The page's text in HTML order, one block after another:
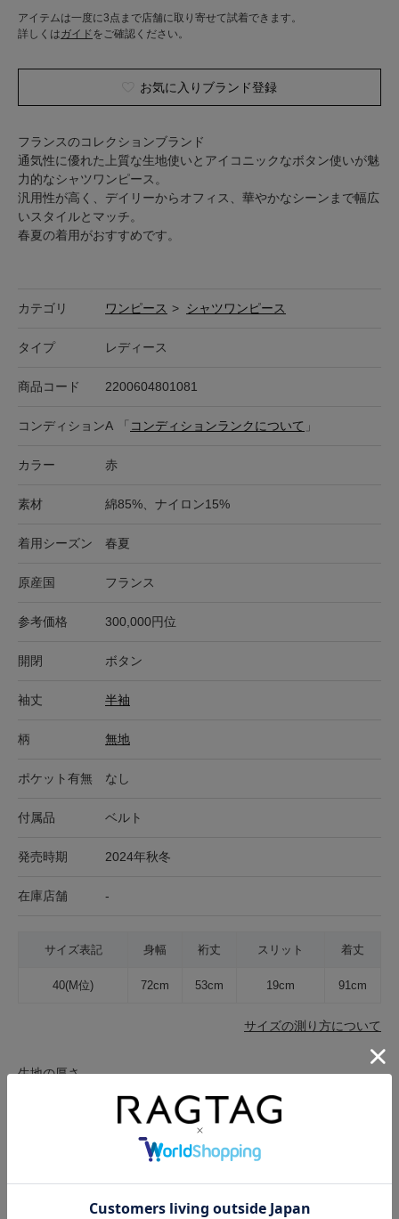
アイテムは一度に3点まで店舗に取り寄せて試着できます。
詳しくはガイド をご確認ください。
お気に入りブランド登録
フランスのコレクションブランド
通気性に優れた上質な生地使いとアイコニックなボタン使いが魅
力的なシャツワンピース。
汎用性が高く、デイリーからオフィス、華やかなシーンまで幅広
いスタイルとマッチ。
春夏の着用がおすすめです。
カテゴリ ワンピース > シャツワンピース
タイプ レディース
商品コード 2200604801081
コンディションA 「 コンディションランクについて 」
カラー 赤
素材 綿85%、ナイロン15%
着用シーズン 春夏
原産国 フランス
参考価格 300,000円位
開閉 ボタン
袖丈 半袖
柄 無地
ポケット有無 なし
付属品 ベルト
発売時期 2024年秋冬
在庫店舗 -
サイズ表記 身幅 裄丈 スリット 着丈
40(M位) 72cm 53cm 19cm 91cm
サイズの測り方について
生地の厚さ
普通